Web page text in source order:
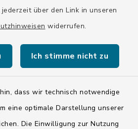
über den Link in unseren
widerrufen.
Ich stimme nicht zu
dass wir technisch notwendige
eine optimale Darstellung unserer
Die Einwilligung zur Nutzung
ist auch außerhalb der
Kontakt